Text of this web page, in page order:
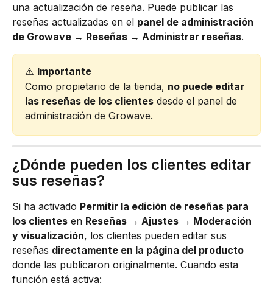
una actualización de reseña. Puede publicar las
reseñas actualizadas en el panel de administración
de Growave → Reseñas → Administrar reseñas.
⚠️ Importante
Como propietario de la tienda, no puede editar
las reseñas de los clientes desde el panel de
administración de Growave.
¿Dónde pueden los clientes editar
sus reseñas?
Si ha activado Permitir la edición de reseñas para
los clientes en Reseñas → Ajustes → Moderación
y visualización, los clientes pueden editar sus
reseñas directamente en la página del producto
donde las publicaron originalmente. Cuando esta
función está activa: